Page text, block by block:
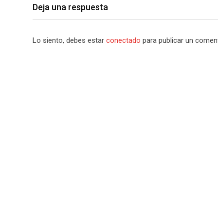
Deja una respuesta
Lo siento, debes estar conectado para publicar un